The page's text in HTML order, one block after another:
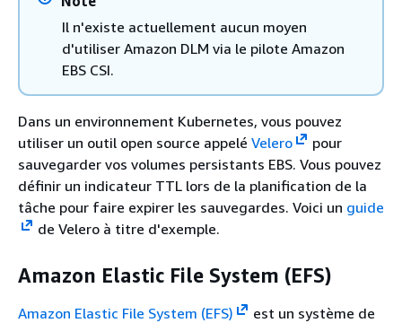
Il n'existe actuellement aucun moyen
d'utiliser Amazon DLM via le pilote Amazon
EBS CSI.
Dans un environnement Kubernetes, vous pouvez
utiliser un outil open source appelé Velero
pour
sauvegarder vos volumes persistants EBS. Vous pouvez
définir un indicateur TTL lors de la planification de la
tâche pour faire expirer les sauvegardes. Voici un guide
de Velero à titre d'exemple.
Amazon Elastic File System (EFS)
Amazon Elastic File System (EFS)
est un système de